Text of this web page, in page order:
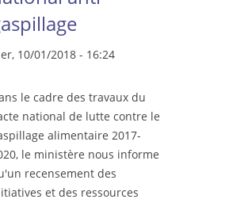
10/01/2018 - 16:24
le cadre des travaux du
national de lutte contre le
alimentaire 2017-
le ministère nous informe
recensement des
et des ressources